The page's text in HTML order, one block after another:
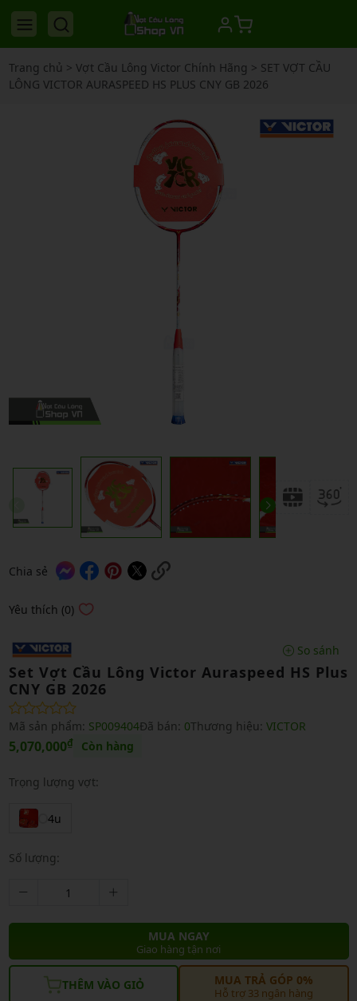
Trang chủ > Vợt Cầu Lông Victor Chính Hãng > SET VỢT CẦU
LÔNG VICTOR AURASPEED HS PLUS CNY GB 2026
Chia sẻ
Yêu thích (0)
So sánh
Set Vợt Cầu Lông Victor Auraspeed HS Plus
CNY GB 2026
Mã sản phẩm: SP009404Đã bán: 0Thương hiệu: VICTOR
5,070,000₫ Còn hàng
Trọng lượng vợt:
4u
Số lượng:
MUA NGAY
Giao hàng tận nơi
THÊM VÀO GIỎ MUA TRẢ GÓP 0%
Hỗ trợ 33 ngân hàng